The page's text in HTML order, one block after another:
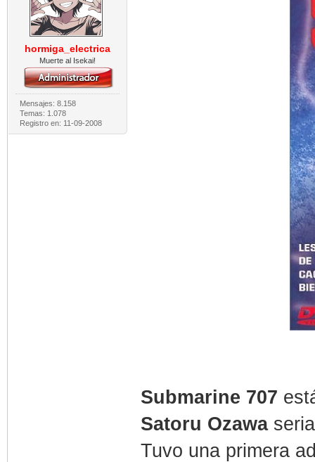
hormiga_electrica
Muerte al Isekai!
Mensajes: 8.158
Temas: 1.078
Registro en: 11-09-2008
Submarine 707
Satoru Ozawa
Tuvo una primera